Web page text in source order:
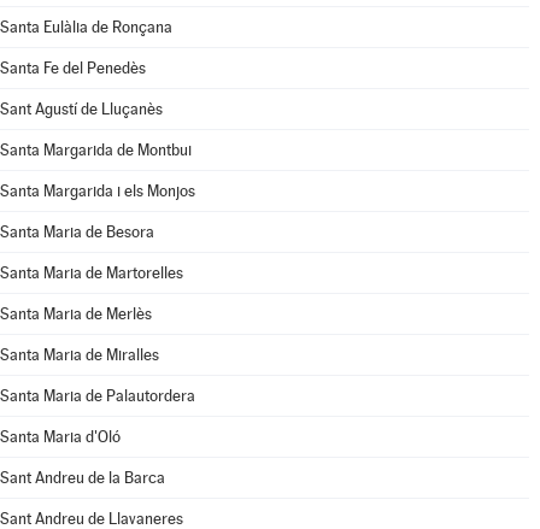
Santa Eulàlia de Ronçana
Santa Fe del Penedès
Sant Agustí de Lluçanès
Santa Margarida de Montbui
Santa Margarida i els Monjos
Santa Maria de Besora
Santa Maria de Martorelles
Santa Maria de Merlès
Santa Maria de Miralles
Santa Maria de Palautordera
Santa Maria d'Oló
Sant Andreu de la Barca
Sant Andreu de Llavaneres